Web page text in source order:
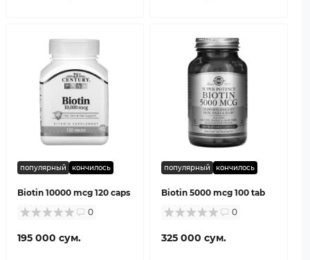
популярный кончилось
Biotin 10000 mcg 120 caps
0
195 000 сум.
популярный кончилось
Biotin 5000 mcg 100 tab
0
325 000 сум.